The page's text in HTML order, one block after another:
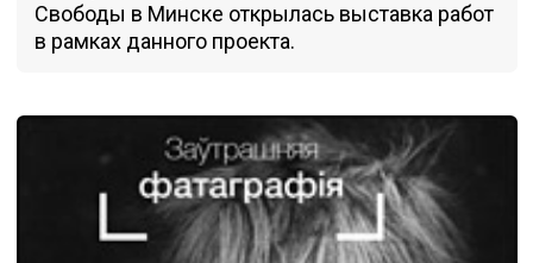
Свободы в Минске открылась выставка работ
в рамках данного проекта.